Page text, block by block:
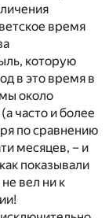
время
которую
в это время в
около
часто и более
по сравнению
месяцев, – и
показывали
вел ни к